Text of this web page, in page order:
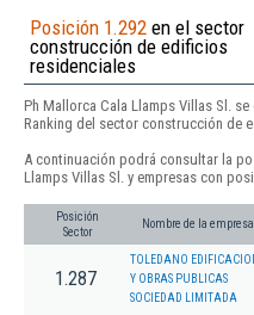
Posición 1.292 en el sector
construcción de edificios
residenciales
Ph Mallorca Cala Llamps Villas Sl.
Ranking del sector construcción de
A continuación podrá consultar la
Llamps Villas Sl. y empresas con
Posición
Sector
Nombre de la empresa
1.287
TOLEDANO
Y OBRAS PUBLICAS
SOCIEDAD LIMITADA